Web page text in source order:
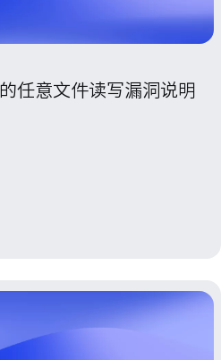
任意文件读写漏洞说明